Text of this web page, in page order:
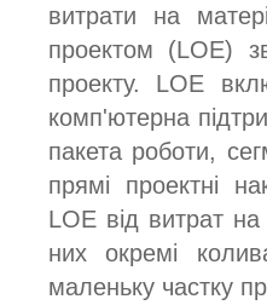
витрати на
проектом (LOE)
проекту. LOE
комп'ютерна
пакета роботи,
прямі проектні
LOE від витрат
них окремі
маленьку частку